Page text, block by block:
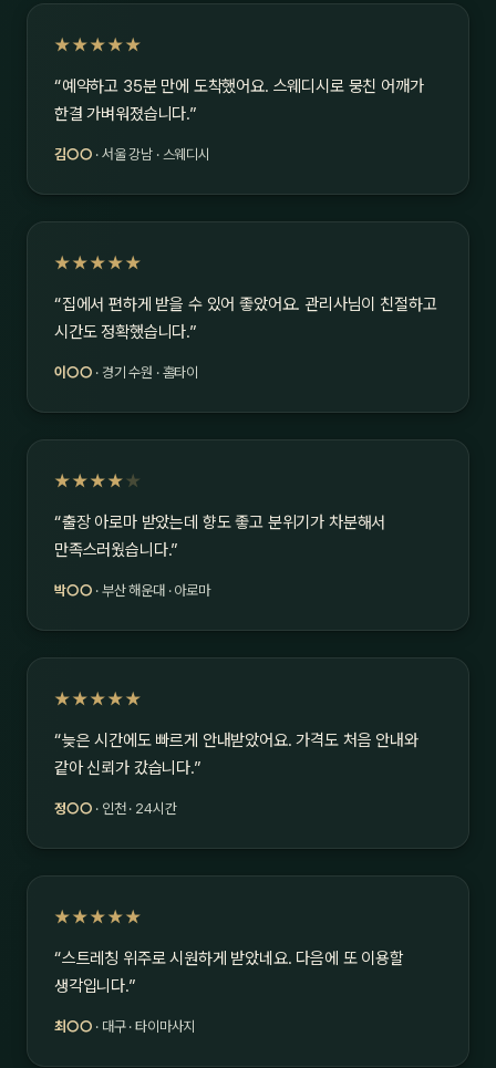
★★★★★
“예약하고 35분 만에 도착했어요. 스웨디시로 뭉친 어깨가
한결 가벼워졌습니다.”
김○○ · 서울 강남 · 스웨디시
★★★★★
“집에서 편하게 받을 수 있어 좋았어요. 관리사님이 친절하고
시간도 정확했습니다.”
이○○ · 경기 수원 · 홈타이
★★★★ ★
“출장 아로마 받았는데 향도 좋고 분위기가 차분해서
만족스러웠습니다.”
박○○ · 부산 해운대 · 아로마
★★★★★
“늦은 시간에도 빠르게 안내받았어요. 가격도 처음 안내와
같아 신뢰가 갔습니다.”
정○○ · 인천 · 24시간
★★★★★
“스트레칭 위주로 시원하게 받았네요. 다음에 또 이용할
생각입니다.”
최○○ · 대구 · 타이마사지